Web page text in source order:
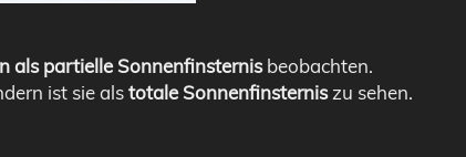
als partielle Sonnenfinsternisbeobachten.
ist sie alstotale Sonnenfinsterniszu sehen.